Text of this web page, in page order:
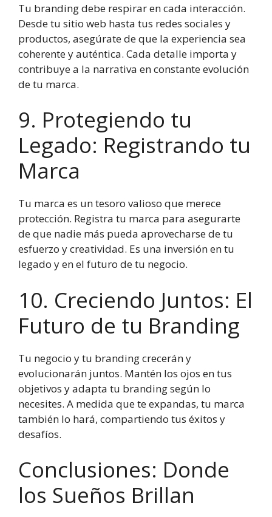
Tu branding debe respirar en cada interacción.
Desde tu sitio web hasta tus redes sociales y
productos, asegúrate de que la experiencia sea
coherente y auténtica. Cada detalle importa y
contribuye a la narrativa en constante evolución
de tu marca.
9. Protegiendo tu
Legado: Registrando tu
Marca
Tu marca es un tesoro valioso que merece
protección. Registra tu marca para asegurarte
de que nadie más pueda aprovecharse de tu
esfuerzo y creatividad. Es una inversión en tu
legado y en el futuro de tu negocio.
10. Creciendo Juntos: El
Futuro de tu Branding
Tu negocio y tu branding crecerán y
evolucionarán juntos. Mantén los ojos en tus
objetivos y adapta tu branding según lo
necesites. A medida que te expandas, tu marca
también lo hará, compartiendo tus éxitos y
desafíos.
Conclusiones: Donde
los Sueños Brillan